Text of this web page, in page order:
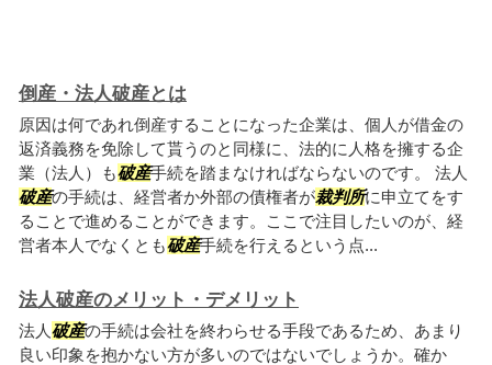
倒産・法人破産とは
原因は何であれ倒産することになった企業は、個人が借金の
返済義務を免除して貰うのと同様に、法的に人格を擁する企
業（法人）も破産手続を踏まなければならないのです。 法人
破産の手続は、経営者か外部の債権者が裁判所に申立てをす
ることで進めることができます。ここで注目したいのが、経
営者本人でなくとも破産手続を行えるという点...
法人破産のメリット・デメリット
法人破産の手続は会社を終わらせる手段であるため、あまり
良い印象を抱かない方が多いのではないでしょうか。確か